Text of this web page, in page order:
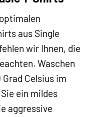
aus Single
wir Ihnen, die
Waschen
Celsius im
ein mildes
aggressive